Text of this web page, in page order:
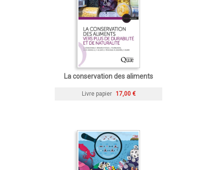
La conservation des aliments
Livre papier 17,00 €